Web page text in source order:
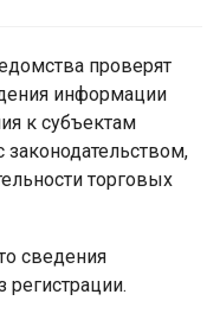
проверят
информации
к субъектам
законодательством,
торговых
сведения
регистрации.